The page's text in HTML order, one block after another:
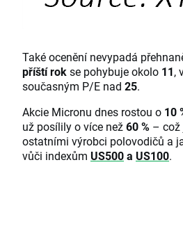
Také ocenění nevypadá
příští rokse pohybuje okolo 11,
současným P/E nad 25.
Akcie Micronu dnes rostou o 10
už posílily o více než60 % – což
ostatními výrobci polovodičů a
vůči indexům US500a US100.